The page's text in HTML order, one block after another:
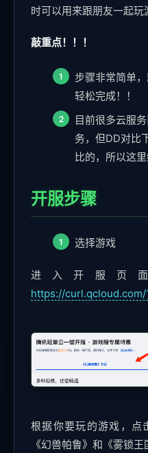
时可以用来跟朋友一起玩
敲重点！！！
步骤非常简单
轻松完成！！
目前很多云服
务，但DD对比
比的，所以这
开服步骤
选择游戏
进入开服页
https://curl.qcloud.com/
根据你要玩的游戏，点
《幻兽帕鲁》和《雾锁王